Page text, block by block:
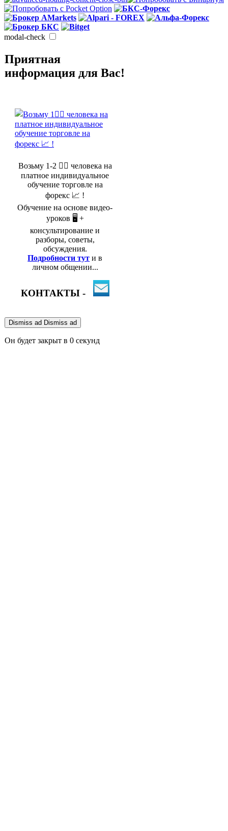
modal-check
Приятная
информация для Вас!
Возьму 1-2 🤵‍♂️ человека на
платное индивидуальное
обучение торговле на
форекс 📈 !
Обучение на основе видео-
уроков 🖥️ +
консультирование и
разборы, советы,
обсуждения.
Подробности тут и в
личном общении...
КОНТАКТЫ -
Dismiss ad Dismiss ad
Он будет закрыт в 0 секунд